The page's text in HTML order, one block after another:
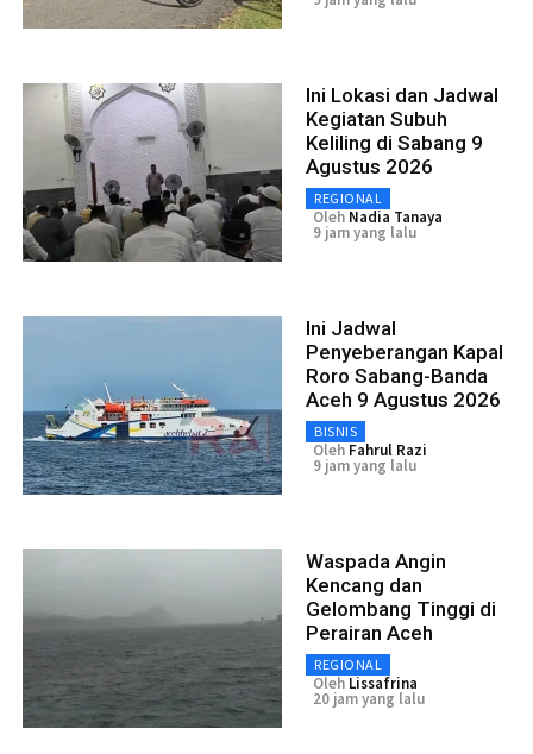
Ini Lokasi dan Jadwal
Kegiatan Subuh
Keliling di Sabang 9
Agustus 2026
REGIONAL
Oleh Nadia Tanaya
9 jam yang lalu
Ini Jadwal
Penyeberangan Kapal
Roro Sabang-Banda
Aceh 9 Agustus 2026
BISNIS
Oleh Fahrul Razi
9 jam yang lalu
Waspada Angin
Kencang dan
Gelombang Tinggi di
Perairan Aceh
REGIONAL
Oleh Lissafrina
20 jam yang lalu